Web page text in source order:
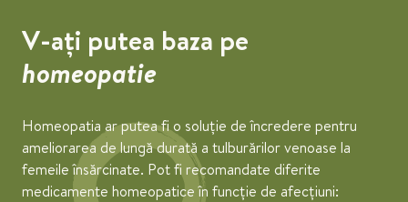
V-ați putea baza pe
homeopatie
Homeopatia ar putea fi o soluție de încredere pentru
ameliorarea de lungă durată a tulburărilor venoase la
femeile însărcinate. Pot fi recomandate diferite
medicamente homeopatice în funcție de afecțiuni: